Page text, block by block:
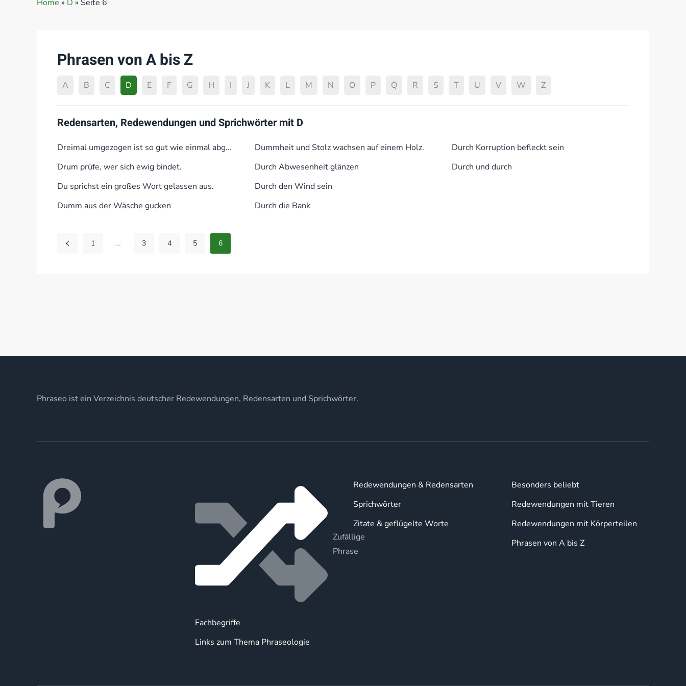
Home » D » Seite 6
Phrasen von A bis Z
A B C D E F G H I J K L M N O P Q R S T U V W Z
Redensarten, Redewendungen und Sprichwörter mit D
Dreimal umgezogen ist so gut wie einmal abgebrannt.
Drum prüfe, wer sich ewig bindet.
Du sprichst ein großes Wort gelassen aus.
Dumm aus der Wäsche gucken
Dummheit und Stolz wachsen auf einem Holz.
Durch Abwesenheit glänzen
Durch den Wind sein
Durch die Bank
Durch Korruption befleckt sein
Durch und durch
1 … 3 4 5 6
Phraseo ist ein Verzeichnis deutscher Redewendungen, Redensarten und Sprichwörter.
Zufällige
Phrase
Fachbegriffe
Links zum Thema Phraseologie
Redewendungen & Redensarten
Sprichwörter
Zitate & geflügelte Worte
Besonders beliebt
Redewendungen mit Tieren
Redewendungen mit Körperteilen
Phrasen von A bis Z